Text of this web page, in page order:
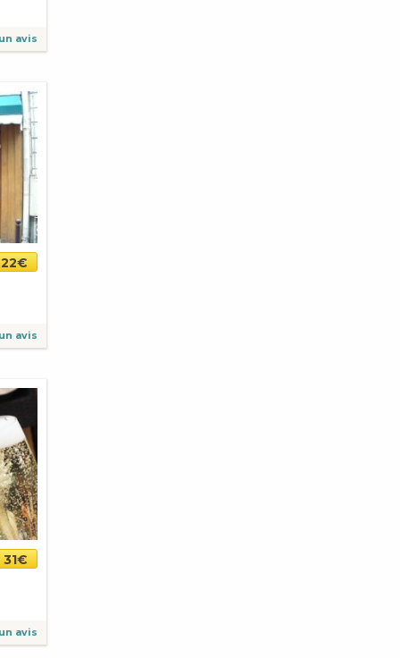
avis
22€
avis
31€
avis